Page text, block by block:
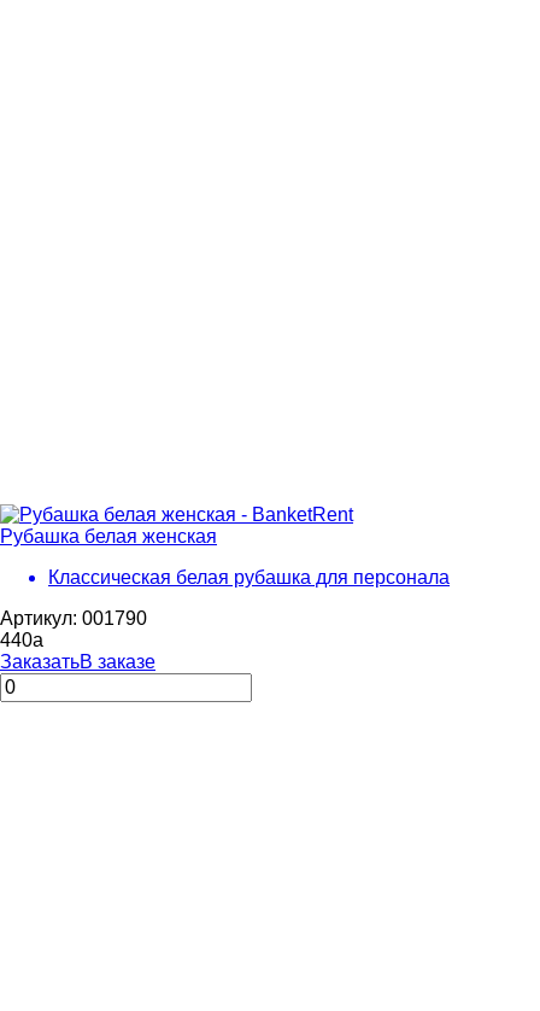
Рубашка белая женская
Классическая белая рубашка для персонала
Артикул: 001790
440a
ЗаказатьВ заказе